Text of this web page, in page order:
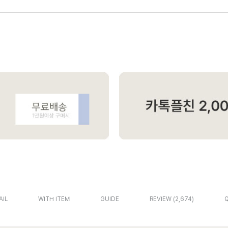
WITH ITEM GUIDE REVIEW 2,674